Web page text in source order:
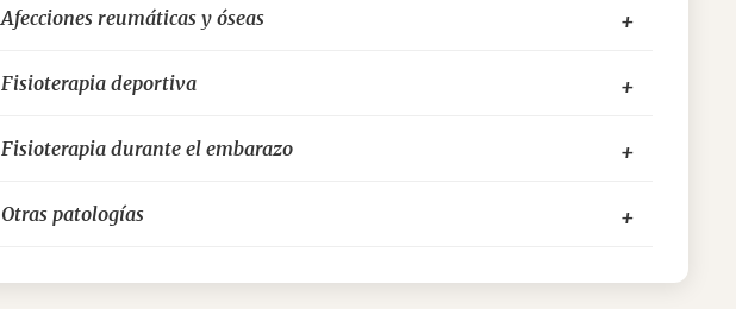
Afecciones reumáticas y óseas
Fisioterapia deportiva
Fisioterapia durante el embarazo
Otras patologías